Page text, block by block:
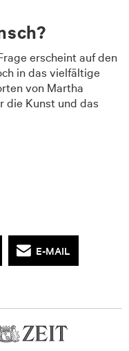
erscheint auf den
in das vielfältige
von Martha
die Kunst und das
E-MAIL